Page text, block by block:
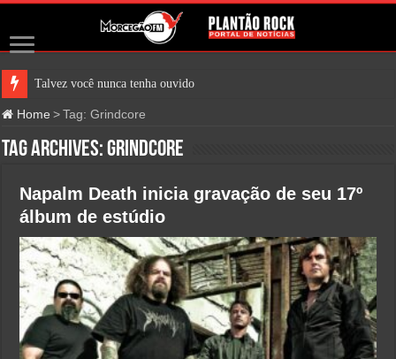
Talvez você nunca tenha ouvido fala
Home > Tag:Grindcore
Tag Archives:Grindcore
Napalm Death inicia gravação de seu 17º
álbum de estúdio